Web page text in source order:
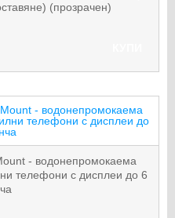
(прозрачен)
- водонепромокаема
телефони с дисплеи до 6